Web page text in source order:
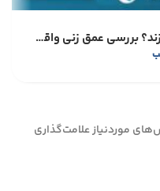
فلزیاب لورنز Z1 تا چند متر عمق می‌زند؟ بررسی عمق زنی واقعی و عوامل موثر بر کاوش
موردنیاز علامت‌گذاری